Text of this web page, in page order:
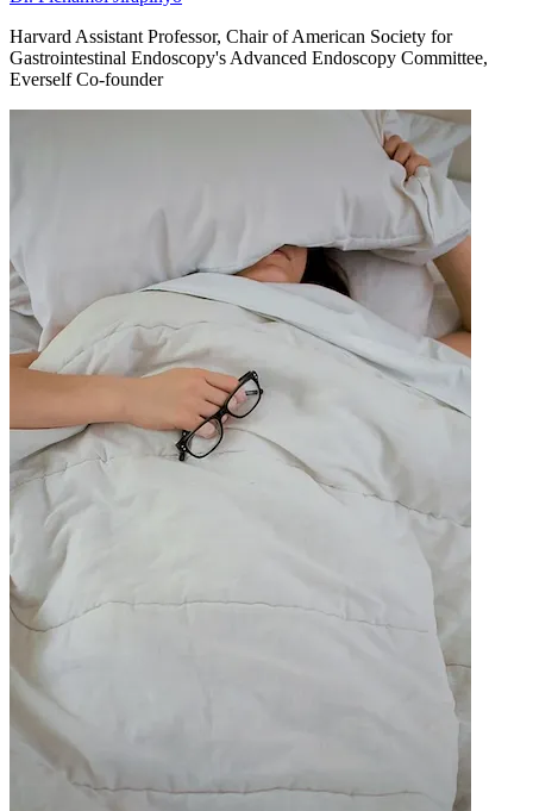
Harvard Assistant Professor, Chair of American Society for
Gastrointestinal Endoscopy's Advanced Endoscopy Committee,
Everself Co-founder